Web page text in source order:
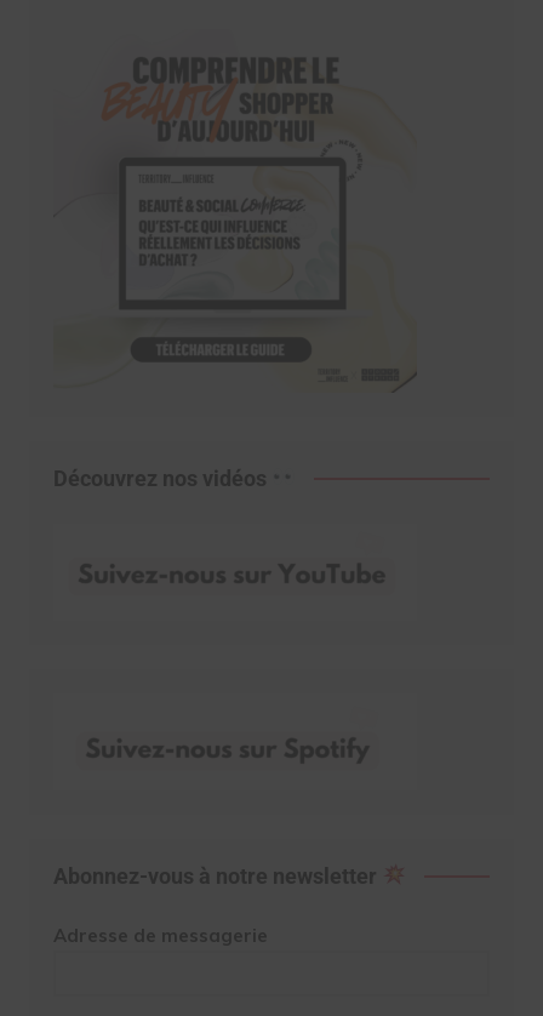
Découvrez nos vidéos
Abonnez-vous à notre newsletter
Adresse de messagerie